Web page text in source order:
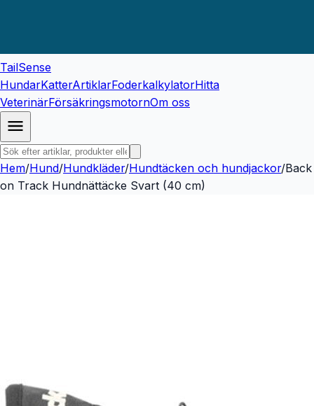
TailSense
HundarKatterArtiklarFoderkalkylatorHitta
VeterinärFörsäkringsmotornOm oss
Hem/Hund/Hundkläder/Hundtäcken och hundjackor/Back
on Track Hundnättäcke Svart (40 cm)